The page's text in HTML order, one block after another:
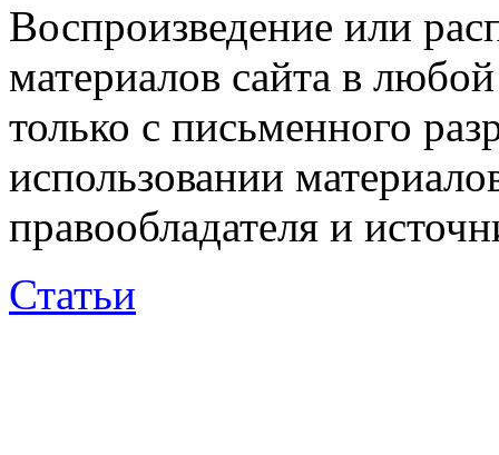
Воспроизведение или
материалов сайта в
только с письменного
использовании
правообладателя и
Статьи